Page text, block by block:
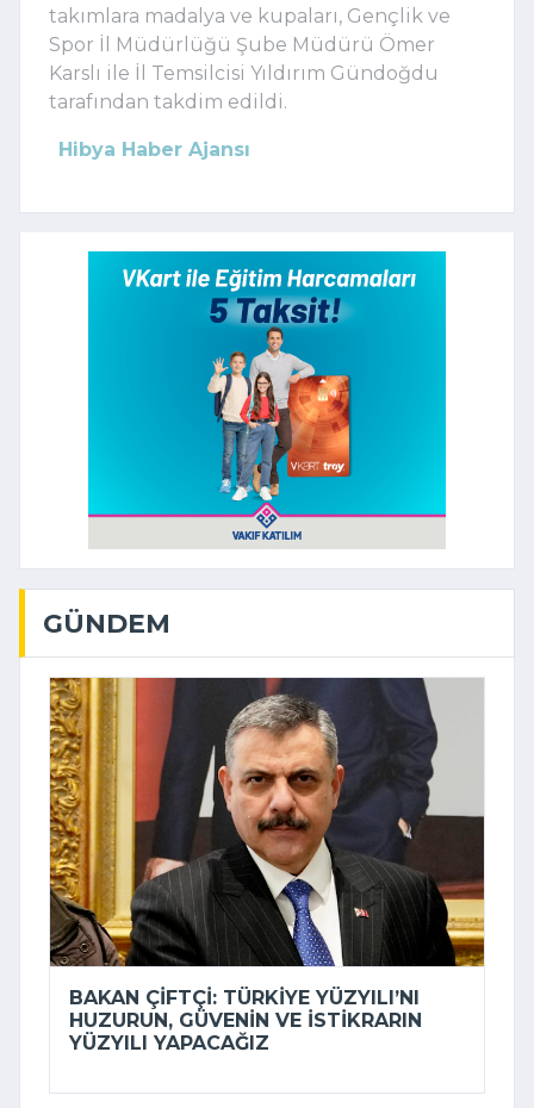
takımlara madalya ve kupaları, Gençlik ve
Spor İl Müdürlüğü Şube Müdürü Ömer
Karslı ile İl Temsilcisi Yıldırım Gündoğdu
tarafından takdim edildi.
Hibya Haber Ajansı
GÜNDEM
BAKAN ÇIFTÇI: TÜRKIYE YÜZYILI’NI
HUZURUN, GÜVENIN VE ISTIKRARIN
YÜZYILI YAPACAĞIZ